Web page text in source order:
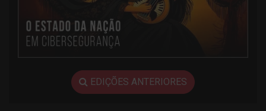
EDIÇÕES ANTERIORES